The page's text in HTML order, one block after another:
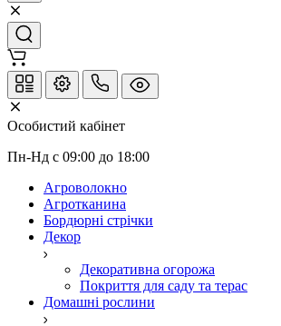
Особистий кабінет
Пн-Нд с 09:00 до 18:00
Агроволокно
Агротканина
Бордюрні стрічки
Декор
Декоративна огорожа
Покриття для саду та терас
Домашні рослини